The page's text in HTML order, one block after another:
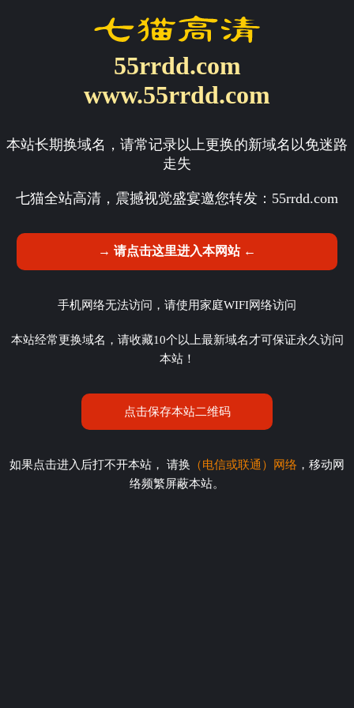
55rrdd.com
www.55rrdd.com
本站长期换域名，请常记录以上更换的新域名以免迷路
走失
七猫全站高清，震撼视觉盛宴邀您转发： 55rrdd.com
→ 请点击这里进入本网站 ←
手机网络无法访问，请使用家庭WIFI网络访问
本站经常更换域名，请收藏10个以上最新域名才可保证永久访问
本站！
点击保存本站二维码
如果点击进入后打不开本站， 请换 （电信或联通）网络 ，移动网
络频繁屏蔽本站。